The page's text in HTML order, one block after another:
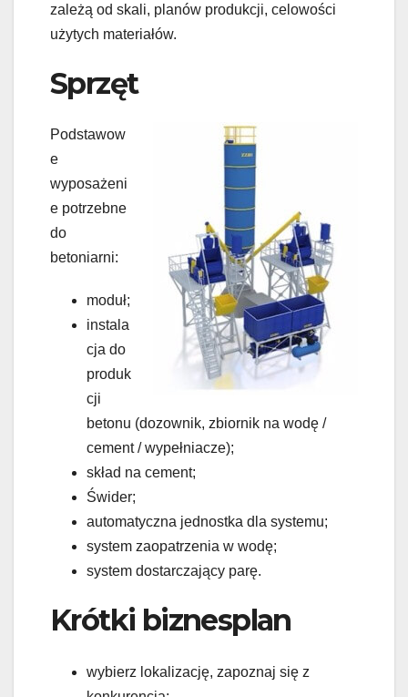
zależą od skali, planów produkcji, celowości
użytych materiałów.
Sprzęt
Podstawow
e
wyposażeni
e potrzebne
do
betoniarni:
moduł;
instala
cja do
produk
cji
betonu (dozownik, zbiornik na wodę /
cement / wypełniacze);
skład na cement;
Świder;
automatyczna jednostka dla systemu;
system zaopatrzenia w wodę;
system dostarczający parę.
Krótki biznesplan
wybierz lokalizację, zapoznaj się z